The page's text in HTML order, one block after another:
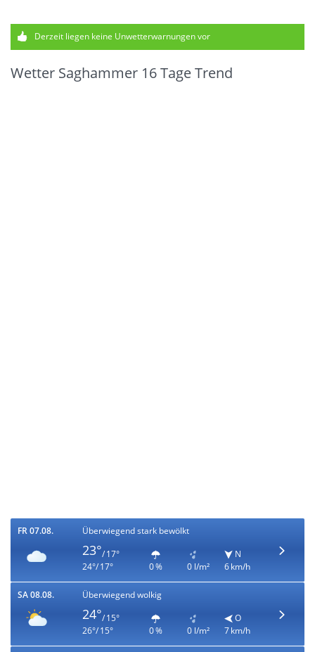
Derzeit liegen keine Unwetterwarnungen vor
Wetter Saghammer 16 Tage Trend
FR 07.08. Überwiegend stark bewölkt
23°/ 17°
24°/ 17°
0 % 0 l/m²
N
6 km/h
SA 08.08. Überwiegend wolkig
24°/ 15°
26°/ 15°
0 % 0 l/m²
O
7 km/h